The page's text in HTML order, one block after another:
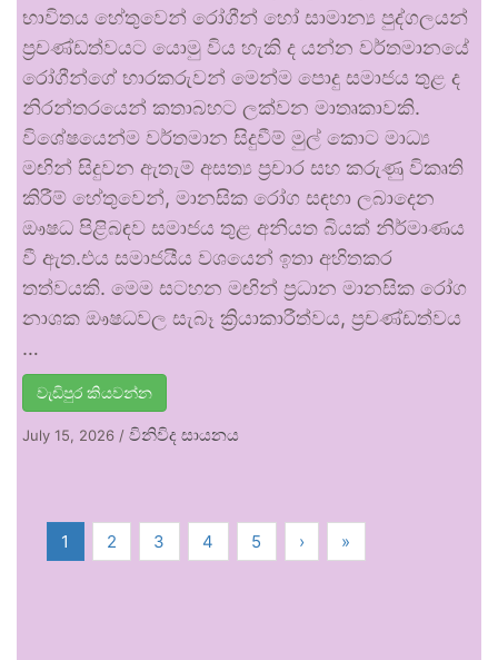
භාවිතය හේතුවෙන් රෝගීන් හෝ සාමාන්‍ය පුද්ගලයන්
ප්‍රචණ්ඩත්වයට යොමු විය හැකි ද යන්න වර්තමානයේ
රෝගීන්ගේ භාරකරුවන් මෙන්ම පොදු සමාජය තුළ ද
නිරන්තරයෙන් කතාබහට ලක්වන මාතෘකාවකි.
විශේෂයෙන්ම වර්තමාන සිදුවීම් මුල් කොට මාධ්‍ය
මඟින් සිදුවන ඇතැම් අසත්‍ය ප්‍රචාර සහ කරුණු විකෘති
කිරීම් හේතුවෙන්, මානසික රෝග සඳහා ලබාදෙන
ඖෂධ පිළිබඳව සමාජය තුළ අනියත බියක් නිර්මාණය
වී ඇත.එය සමාජයීය වශයෙන් ඉතා අහිතකර
තත්වයකි. මෙම සටහන මඟින් ප්‍රධාන මානසික රෝග
නාශක ඖෂධවල සැබෑ ක්‍රියාකාරීත්වය, ප්‍රචණ්ඩත්වය
…
වැඩිපුර කියවන්න
July 15, 2026 / විනිවිද සායනය
1 2 3 4 5 › »